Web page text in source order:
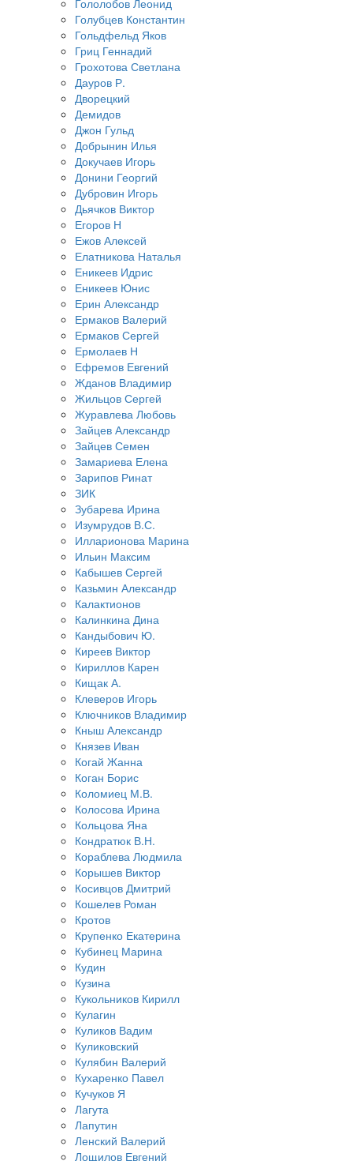
Голубцев Константин
Гольдфельд Яков
Гриц Геннадий
Грохотова Светлана
Дауров Р.
Дворецкий
Демидов
Джон Гульд
Добрынин Илья
Докучаев Игорь
Донини Георгий
Дубровин Игорь
Дьячков Виктор
Егоров Н
Ежов Алексей
Елатникова Наталья
Еникеев Идрис
Еникеев Юнис
Ерин Александр
Ермаков Валерий
Ермаков Сергей
Ермолаев Н
Ефремов Евгений
Жданов Владимир
Жильцов Сергей
Журавлева Любовь
Зайцев Александр
Зайцев Семен
Замариева Елена
Зарипов Ринат
ЗИК
Зубарева Ирина
Изумрудов В.С.
Илларионова Марина
Ильин Максим
Кабышев Сергей
Казьмин Александр
Калактионов
Калинкина Дина
Кандыбович Ю.
Киреев Виктор
Кириллов Карен
Кищак А.
Клеверов Игорь
Ключников Владимир
Кныш Александр
Князев Иван
Когай Жанна
Коган Борис
Коломиец М.В.
Колосова Ирина
Кольцова Яна
Кондратюк В.Н.
Кораблева Людмила
Корышев Виктор
Косивцов Дмитрий
Кошелев Роман
Кротов
Крупенко Екатерина
Кубинец Марина
Кудин
Кузина
Кукольников Кирилл
Кулагин
Куликов Вадим
Куликовский
Кулябин Валерий
Кухаренко Павел
Кучуков Я
Лагута
Лапутин
Ленский Валерий
Лощилов Евгений